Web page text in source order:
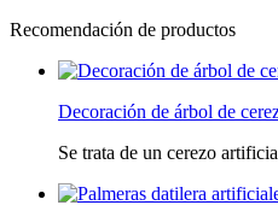
Recomendación de productos
Decoración de árbol de
Se trata de un cerezo